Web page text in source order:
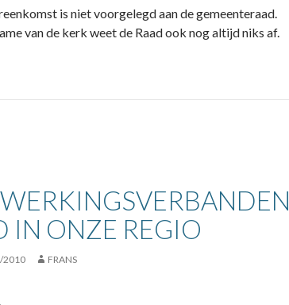
is niet voorgelegd aan de gemeenteraad.
van de kerk weet de Raad ook nog altijd niks af.
IN ONZE REGIO
2010 FRANS